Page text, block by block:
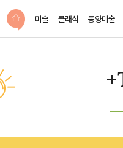
미술 클래식 동양미술